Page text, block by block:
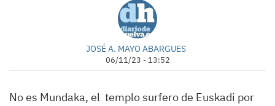
JOSÉ A. MAYO ABARGUES
06/11/23 - 13:52
No es Mundaka, el templo surfero de Euskadi por